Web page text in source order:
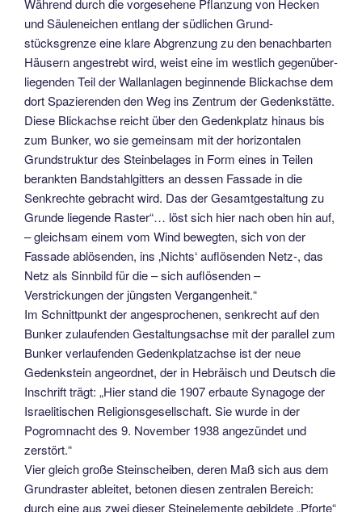
und Säulen­eichen entlang der südlichen Grund­
stücksgrenze eine klare Abgrenzung zu den benachbarten
Häusern angestrebt wird, weist eine im westlich gegenüber­
liegenden Teil der Wallanlagen begin­nende Blickachse dem
dort Spazieren­den den Weg ins Zentrum der Ge­denkstätte.
Diese Blickachse reicht über den Gedenkplatz hinaus bis
zum Bunker, wo sie gemeinsam mit der hori­zontalen
Grundstruktur des Steinbela­ges in Form eines in Teilen
berankten Bandstahlgitters an dessen Fassade in die
Senkrechte gebracht wird. Das der Gesamtgestaltung zu
Grunde liegende Raster“… löst sich hier nach oben hin auf,
– gleichsam einem vom Wind be­wegten, sich von der
Fassade ablösen­den, ins ‚Nichts‘ auflösenden Netz-, das
Netz als Sinnbild für die – sich auflö­senden –
Verstrickungen der jüngsten Vergangenheit.“
Im Schnittpunkt der angesproche­nen, senkrecht auf den
Bunker zulau­fenden Gestaltungsachse mit der paral­lel zum
Bunker verlaufenden Ge­denkplatzachse ist der neue
Gedenkstein angeordnet, der in Hebräisch und Deutsch die
Inschrift trägt: „Hier stand die 1907 erbaute Synagoge der
Israeli­tischen Religionsgesellschaft. Sie wur­de in der
Pogromnacht des 9. November 1938 angezündet und
zerstört.“
Vier gleich große Steinscheiben, deren Maß sich aus dem
Grundraster ableitet, betonen diesen zentralen Be­reich:
durch eine aus zwei dieser Steinelemente gebildete „Pforte“